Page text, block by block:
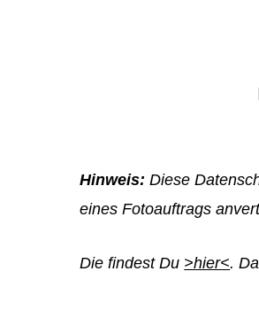
Hinweis: Diese
eines Fotoauftrags
Die findest Du >hier<.